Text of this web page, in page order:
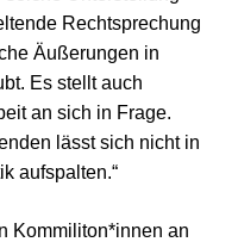
Rechtsprechung
Äußerungen in
Es stellt auch
an sich in Frage.
lässt sich nicht in
aufspalten.“
Kommiliton*innen an